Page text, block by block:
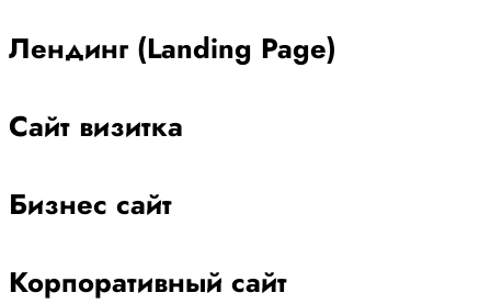
Лендинг (Landing Page)
Сайт визитка
Бизнес сайт
Корпоративный сайт